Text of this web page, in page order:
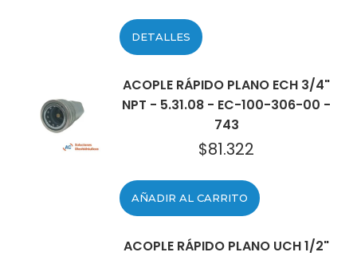
DETALLES
ACOPLE RÁPIDO PLANO ECH 3/4"
NPT - 5.31.08 - EC-100-306-00 -
743
$81.322
AÑADIR AL CARRITO
ACOPLE RÁPIDO PLANO UCH 1/2"